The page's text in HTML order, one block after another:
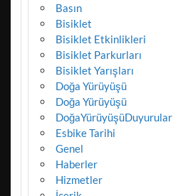
Basın
Bisiklet
Bisiklet Etkinlikleri
Bisiklet Parkurları
Bisiklet Yarışları
Doğa Yürüyüşü
Doğa Yürüyüşü
DoğaYürüyüşüDuyurular
Esbike Tarihi
Genel
Haberler
Hizmetler